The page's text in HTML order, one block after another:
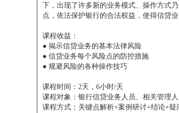
下，出现了许多新的业务模式、操作方式
点，依法保护银行的合法权益，使得信贷
课程收益：
● 揭示信贷业务的基本法律风险
● 信贷业务每个风险点的防控措施
● 规避风险的各种操作技巧
课程时间：2天，6小时/天
课程对象：银行信贷业务人员、相关管理
课程方式：关键点解析+案例研讨+结论+疑